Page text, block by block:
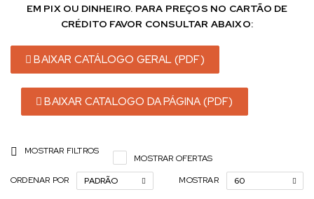
EM PIX OU DINHEIRO. PARA PREÇOS NO CARTÃO DE
CRÉDITO FAVOR CONSULTAR ABAIXO:
BAIXAR CATÁLOGO GERAL (PDF)
BAIXAR CATALOGO DA PÁGINA (PDF)
MOSTRAR FILTROS
ORDENAR POR PADRÃO
MOSTRAR OFERTAS
MOSTRAR
60